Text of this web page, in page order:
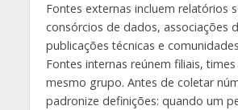
Fontes externas incluem relatórios
consórcios de dados, associações
publicações técnicas e
Fontes internas reúnem filiais,
mesmo grupo. Antes de coletar
padronize definições: quando um